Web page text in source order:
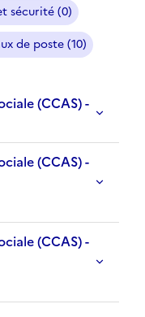
sécurité (0)
de poste (10)